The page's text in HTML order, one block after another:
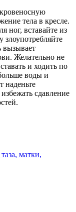
тела в кресле.
ног, вставайте из
злоупотребляйте
вызывает
Желательно не
и ходить по
воды и
наденьте
сдавление
матки,